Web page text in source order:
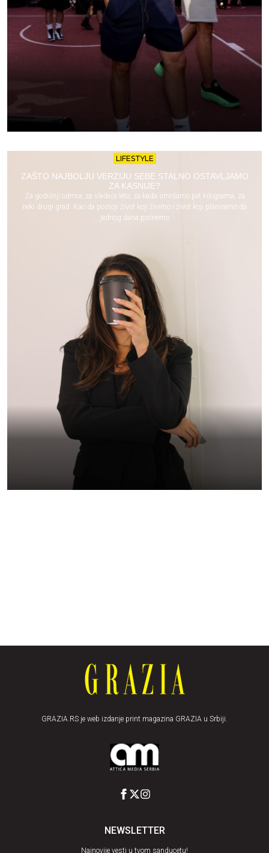
LIFESTYLE
ZAŠTO NAJBOLJU VERZIJU SEBE STALNO OSTAVLJAMO
ZA KASNIJE?
Za godišnji odmor, za sledeće leto, za kada smršamo pet kilograma, za
neki drugi grad. Kao da postoji život koji živimo i život koji planiramo da
jednog dana počnemo
GRAZIA.RS je web izdanje print magazina GRAZIA u Srbiji.
NEWSLETTER
Najnovije vesti u tvom sanducetu!